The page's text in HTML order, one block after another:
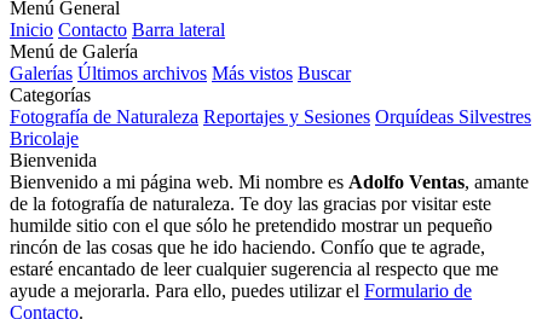
Menú General
Inicio Contacto Barra lateral
Menú de Galería
Galerías Últimos archivos Más vistos Buscar
Categorías
Fotografía de Naturaleza Reportajes y Sesiones Orquídeas Silvestres
Bricolaje
Bienvenida
Bienvenido a mi página web. Mi nombre es Adolfo Ventas, amante
de la fotografía de naturaleza. Te doy las gracias por visitar este
humilde sitio con el que sólo he pretendido mostrar un pequeño
rincón de las cosas que he ido haciendo. Confío que te agrade,
estaré encantado de leer cualquier sugerencia al respecto que me
ayude a mejorarla. Para ello, puedes utilizar el Formulario de
Contacto.